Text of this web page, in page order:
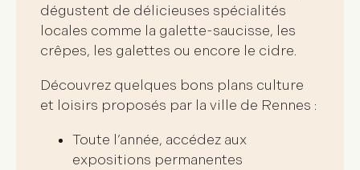
dégustent de délicieuses spécialités
locales comme la galette-saucisse, les
crêpes, les galettes ou encore le cidre.
Découvrez quelques bons plans culture
et loisirs proposés par la ville de Rennes :
Toute l’année, accédez aux
expositions permanentes